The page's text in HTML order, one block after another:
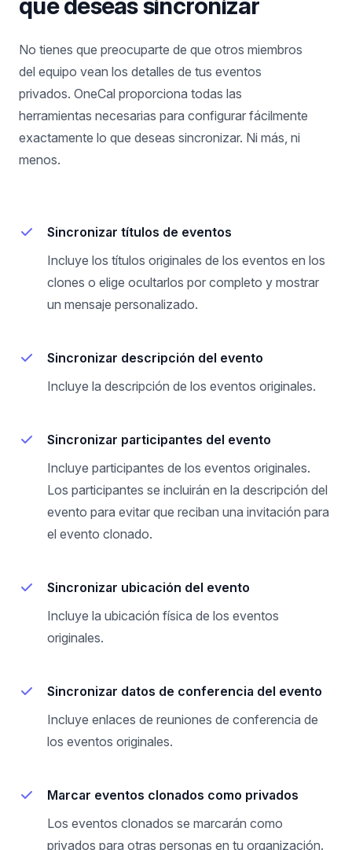
No tienes que preocuparte de que otros miembros
del equipo vean los detalles de tus eventos
privados. OneCal proporciona todas las
herramientas necesarias para configurar fácilmente
exactamente lo que deseas sincronizar. Ni más, ni
menos.
Sincronizar títulos de eventos
Incluye los títulos originales de los eventos en los
clones o elige ocultarlos por completo y mostrar
un mensaje personalizado.
Sincronizar descripción del evento
Incluye la descripción de los eventos originales.
Sincronizar participantes del evento
Incluye participantes de los eventos originales.
Los participantes se incluirán en la descripción del
evento para evitar que reciban una invitación para
el evento clonado.
Sincronizar ubicación del evento
Incluye la ubicación física de los eventos
originales.
Sincronizar datos de conferencia del evento
Incluye enlaces de reuniones de conferencia de
los eventos originales.
Marcar eventos clonados como privados
Los eventos clonados se marcarán como
privados para otras personas en tu organización.